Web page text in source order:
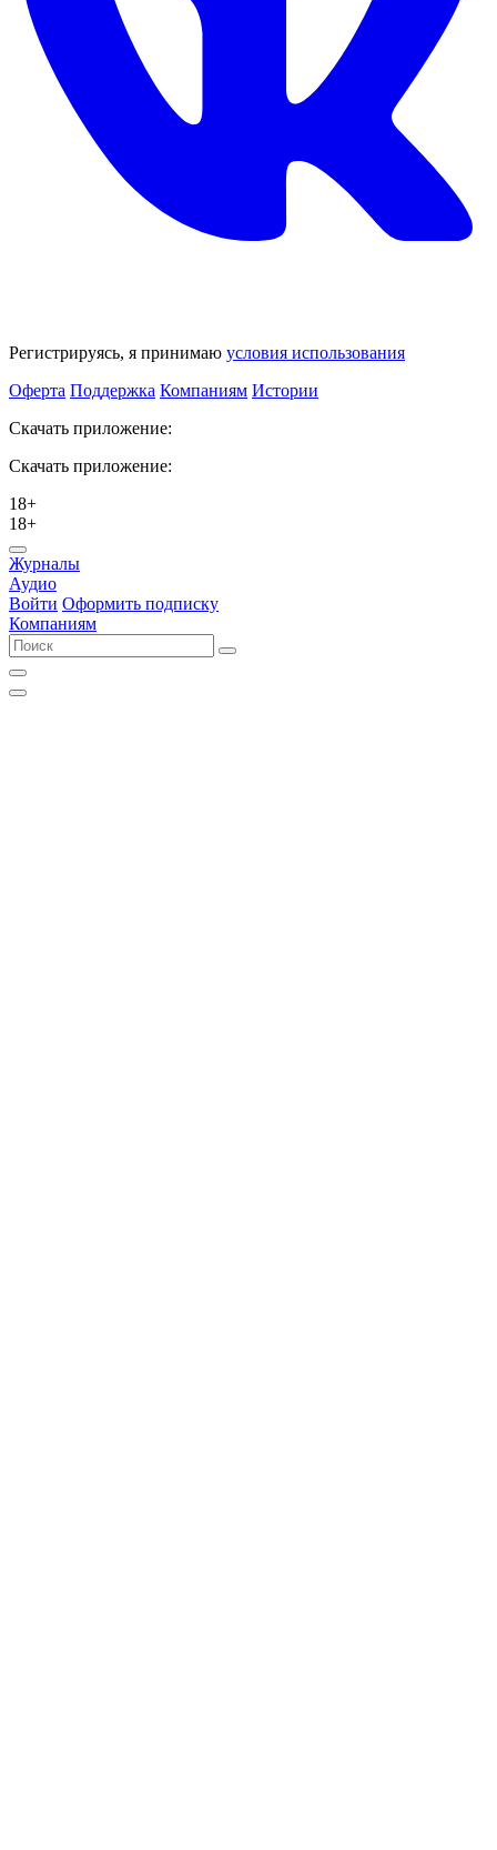
Регистрируясь, я принимаю условия использования
Оферта Поддержка Компаниям Истории
Скачать приложение:
Скачать приложение:
18+
18+
Журналы
Аудио
Войти Оформить подписку
Компаниям